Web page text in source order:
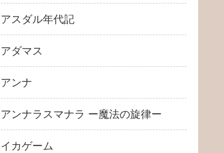
アスダル年代記
アダマス
アンナ
アンナラスマナラ ー魔法の旋律ー
イカゲーム